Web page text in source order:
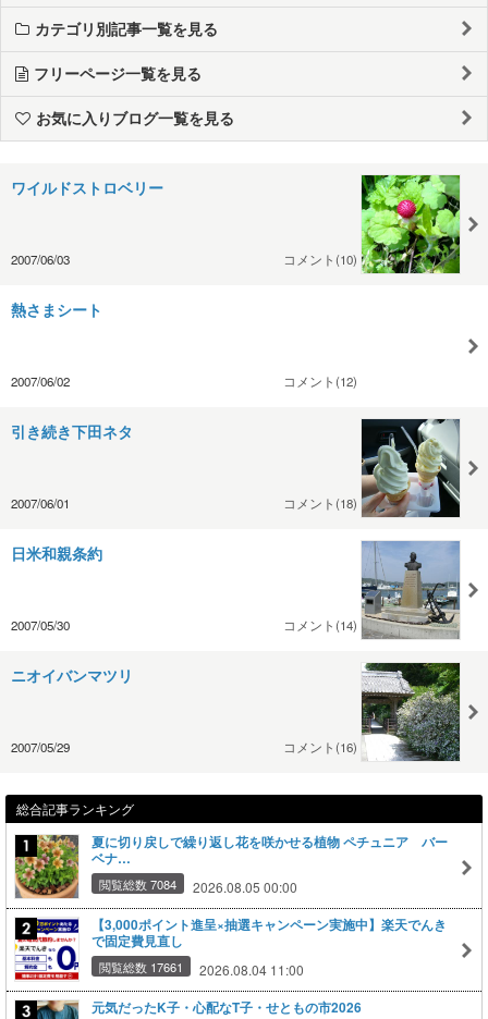
カテゴリ別記事一覧を見る
フリーページ一覧を見る
お気に入りブログ一覧を見る
ワイルドストロベリー
2007/06/03 コメント(10)
熱さまシート
2007/06/02 コメント(12)
引き続き下田ネタ
2007/06/01 コメント(18)
日米和親条約
2007/05/30 コメント(14)
ニオイバンマツリ
2007/05/29 コメント(16)
総合記事ランキング
夏に切り戻しで繰り返し花を咲かせる植物 ペチュニア バー
ベナ…
閲覧総数 7084 2026.08.05 00:00
【3,000ポイント進呈×抽選キャンペーン実施中】楽天でんき
で固定費見直し
閲覧総数 17661 2026.08.04 11:00
元気だったK子・心配なT子・せともの市2026